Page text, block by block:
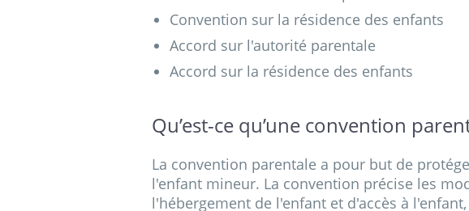
Convention sur la résidence des enfants
Accord sur l'autorité parentale
Accord sur la résidence des enfants
Qu’est-ce qu’une convention
La convention parentale a pour but de
l'enfant mineur. La convention précise les
l'hébergement de l'enfant et d'accès à